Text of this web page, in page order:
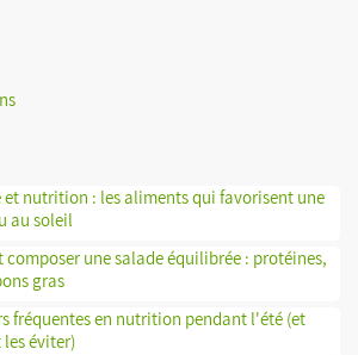
et nutrition : les aliments qui favorisent une
au soleil
composer une salade équilibrée : protéines,
gras
fréquentes en nutrition pendant l'été (et
éviter)